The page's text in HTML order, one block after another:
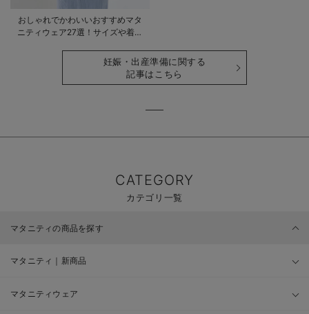
おしゃれでかわいいおすすめマタ
ニティウェア27選！サイズや着る
妊娠・出産準備に関する
記事はこちら
CATEGORY
カテゴリ一覧
マタニティの商品を探す
マタニティ｜新商品
マタニティウェア